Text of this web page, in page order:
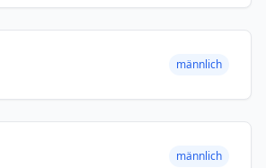
männlich
männlich